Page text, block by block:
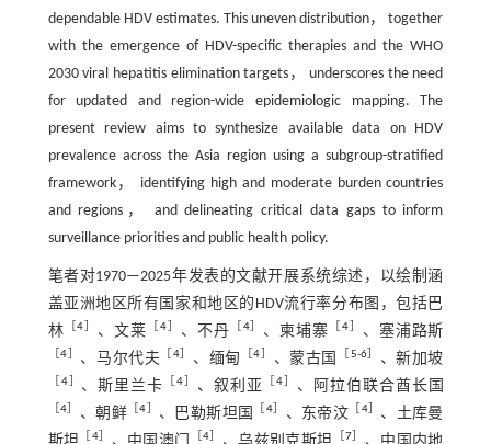
dependable HDV estimates. This uneven distribution， together
with the emergence of HDV-specific therapies and the WHO
2030 viral hepatitis elimination targets， underscores the need
for updated and region-wide epidemiologic mapping. The
present review aims to synthesize available data on HDV
prevalence across the Asia region using a subgroup-stratified
framework， identifying high and moderate burden countries
and regions， and delineating critical data gaps to inform
surveillance priorities and public health policy.
笔者对1970—2025年发表的文献开展系统综述，以绘制涵
盖亚洲地区所有国家和地区的HDV流行率分布图，包括巴
林 ［4 、文莱 4］ 、不丹 4］ 、柬埔寨 4］ 、塞浦路斯
［4 、马尔代夫 4］ 、缅甸 ［4 、蒙古国 5-6］ 、新加坡
4］ 、斯里兰卡 ［4 、叙利亚 4］ 、阿拉伯联合酋长国
4］ 、朝鲜［4 、巴勒斯坦国 4］ 、东帝汶 4］ 、土库曼
4］ ［4 ［7